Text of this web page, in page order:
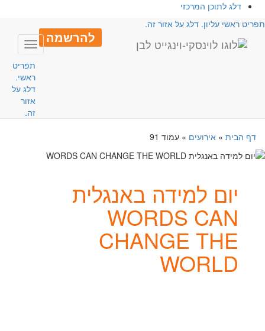
דלג לתוכן המרכזי
ראשי עליון. דלג על אזור זה.
להרשמה
Toggle
תפריט
ראשי.
דלג על
אזור
זה.
דף הבית» אירועים» עמוד 91
יום למידה באנגלית
WORDS CAN
CHANGE THE
WORLD